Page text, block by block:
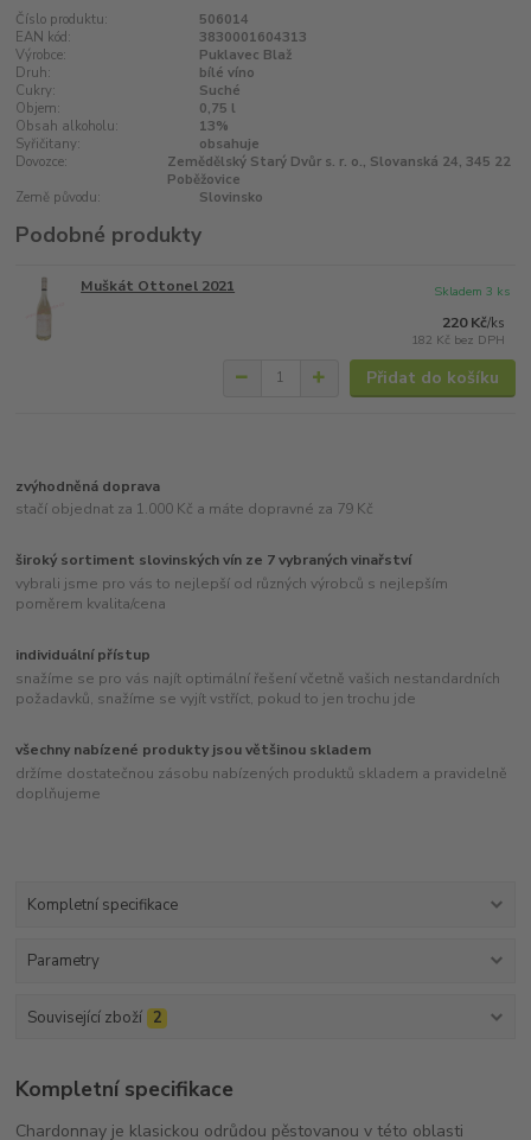
Číslo produktu:
506014
EAN kód:
3830001604313
Výrobce:
Puklavec Blaž
Druh:
bílé víno
Cukry:
Suché
Objem:
0,75 l
Obsah alkoholu:
13%
Syřičitany:
obsahuje
Dovozce:
Zemědělský Starý Dvůr s. r. o., Slovanská 24, 345 22
Poběžovice
Země původu:
Slovinsko
Podobné produkty
Muškát Ottonel 2021
220 Kč/ks
182 Kč bez DPH
Skladem 3 ks
Přidat do košíku
zvýhodněná doprava
stačí objednat za 1.000 Kč a máte dopravné za 79 Kč
široký sortiment slovinských vín ze 7 vybraných vinařství
vybrali jsme pro vás to nejlepší od různých výrobců s nejlepším
poměrem kvalita/cena
individuální přístup
snažíme se pro vás najít optimální řešení včetně vašich nestandardních
požadavků, snažíme se vyjít vstříct, pokud to jen trochu jde
všechny nabízené produkty jsou většinou skladem
držíme dostatečnou zásobu nabízených produktů skladem a pravidelně
doplňujeme
Kompletní specifikace
Parametry
Související zboží 2
Kompletní specifikace
Chardonnay je klasickou odrůdou pěstovanou v této oblasti